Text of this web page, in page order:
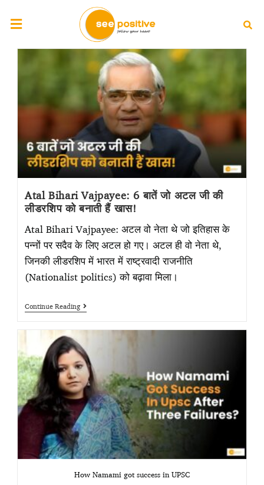
Atal Bihari Vajpayee: 6 बातें जो अटल जी की
लीडरशिप को बनाती हैं खास!
Atal Bihari Vajpayee: अटल वो नेता थे जो इतिहास के
पन्नों पर सदैव के लिए अटल हो गए। अटल ही वो नेता थे,
जिनकी लीडरशिप में भारत में राष्ट्रवादी राजनीति
(Nationalist politics) को बढ़ावा मिला।
Continue Reading
How Namami got success in UPSC